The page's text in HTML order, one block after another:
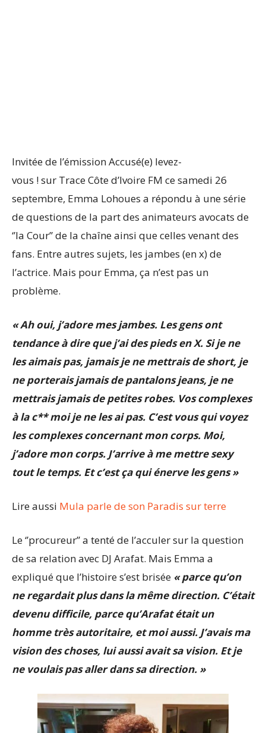
Invitée de l’émission Accusé(e) levez-
vous ! sur Trace Côte d’Ivoire FM ce samedi 26
septembre, Emma Lohoues a répondu à une série
de questions de la part des animateurs avocats de
‘’la Cour’’ de la chaîne ainsi que celles venant des
fans. Entre autres sujets, les jambes (en x) de
l’actrice. Mais pour Emma, ça n’est pas un
problème.
« Ah oui, j’adore mes jambes. Les gens ont
tendance à dire que j’ai des pieds en X. Si je ne
les aimais pas, jamais je ne mettrais de short, je
ne porterais jamais de pantalons jeans, je ne
mettrais jamais de petites robes. Vos complexes
à la c** moi je ne les ai pas. C’est vous qui voyez
les complexes concernant mon corps. Moi,
j’adore mon corps. J’arrive à me mettre sexy
tout le temps. Et c’est ça qui énerve les gens »
Lire aussi Mula parle de son Paradis sur terre
Le ‘’procureur’’ a tenté de l’acculer sur la question
de sa relation avec DJ Arafat. Mais Emma a
expliqué que l’histoire s’est brisée « parce qu’on
ne regardait plus dans la même direction. C’était
devenu difficile, parce qu’Arafat était un
homme très autoritaire, et moi aussi. J’avais ma
vision des choses, lui aussi avait sa vision. Et je
ne voulais pas aller dans sa direction. »